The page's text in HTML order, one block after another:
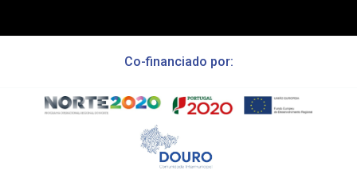
Co-financiado por: